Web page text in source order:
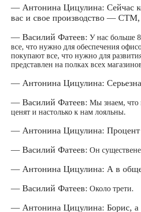
— Антонина Цицулина: Сейчас
вас и свое производство — СТМ,
— Василий Фатеев: У нас больше
все, что нужно для обеспечения
покупают все, что нужно для
представлен на полках всех
— Антонина Цицулина:
— Василий Фатеев: Мы знаем, что
ценят и настолько к нам лояльны.
— Антонина Цицулина: Процент
— Василий Фатеев: Он
— Антонина Цицулина: А в общем
— Василий Фатеев: Около трети.
— Антонина Цицулина: Борис, а